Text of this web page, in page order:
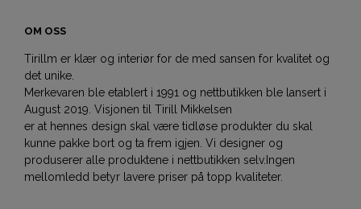
OM OSS
Tirillm er klær og interiør for de med sansen for kvalitet og
det unike.
Merkevaren ble etablert i 1991 og nettbutikken ble lansert i
August 2019. Visjonen til Tirill Mikkelsen
er at hennes design skal være tidløse produkter du skal
kunne pakke bort og ta frem igjen. Vi designer og
produserer alle produktene i nettbutikken selv.Ingen
mellomledd betyr lavere priser på topp kvaliteter.